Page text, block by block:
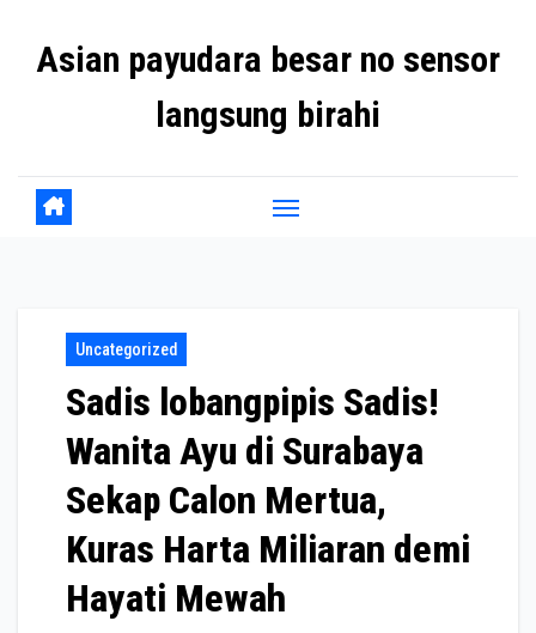
Asian payudara besar no sensor
langsung birahi
Uncategorized
Sadis lobangpipis Sadis!
Wanita Ayu di Surabaya
Sekap Calon Mertua,
Kuras Harta Miliaran demi
Hayati Mewah